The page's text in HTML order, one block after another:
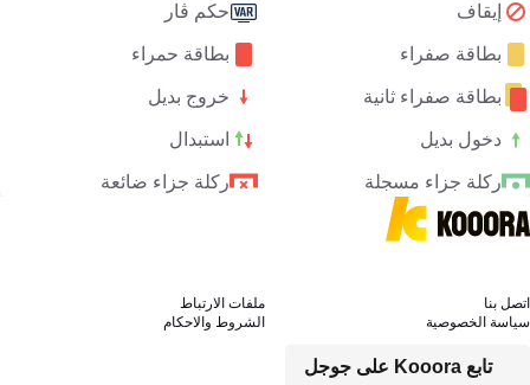
إيقاف حكم ڤار
بطاقة صفراء بطاقة حمراء
بطاقة صفراء ثانية خروج بديل
دخول بديل استبدال
ركلة جزاء مسجلة ركلة جزاء ضائعة
تابع Kooora على جوجل
اتصل بنا
ملفات الارتباط
سياسة الخصوصية
الشروط والاحكام